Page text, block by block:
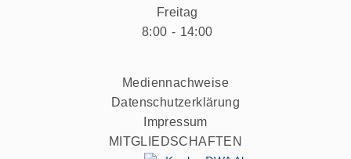
Freitag
8:00 - 14:00
Mediennachweise
Datenschutzerklärung
Impressum
MITGLIEDSCHAFTEN